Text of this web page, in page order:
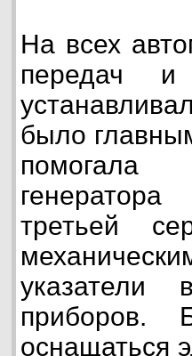
На всех
передач и
было
помогала
третьей
указатели
приборов.
оснащаться